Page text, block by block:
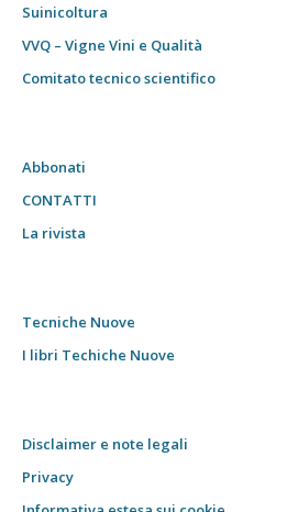
Suinicoltura
VVQ – Vigne Vini e Qualità
Comitato tecnico scientifico
Abbonati
CONTATTI
La rivista
Tecniche Nuove
I libri Techiche Nuove
Disclaimer e note legali
Privacy